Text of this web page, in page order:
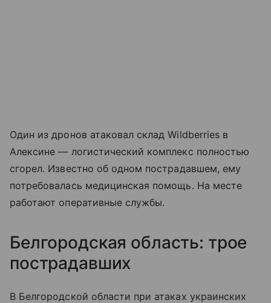
Один из дронов атаковал склад Wildberries в
Алексине — логистический комплекс полностью
сгорел. Известно об одном пострадавшем, ему
потребовалась медицинская помощь. На месте
работают оперативные службы.
Белгородская область: трое
пострадавших
В Белгородской области при атаках украинских